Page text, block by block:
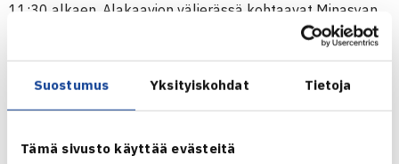
Suostumus Yksityiskohdat Tietoja
Tämä sivusto käyttää evästeitä
11:30 alkaen. Alakaavion välierässä kohtaavat Minasyan
Dawid Taczalaklo 10:00
alkaen.
KAAVIOT
Ramstedt/Remander jatkoivat vahvaa kulkuaan